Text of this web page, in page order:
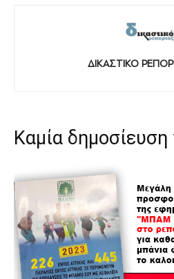
ΔΙΚΑΣΤΙΚΟ
Καμία